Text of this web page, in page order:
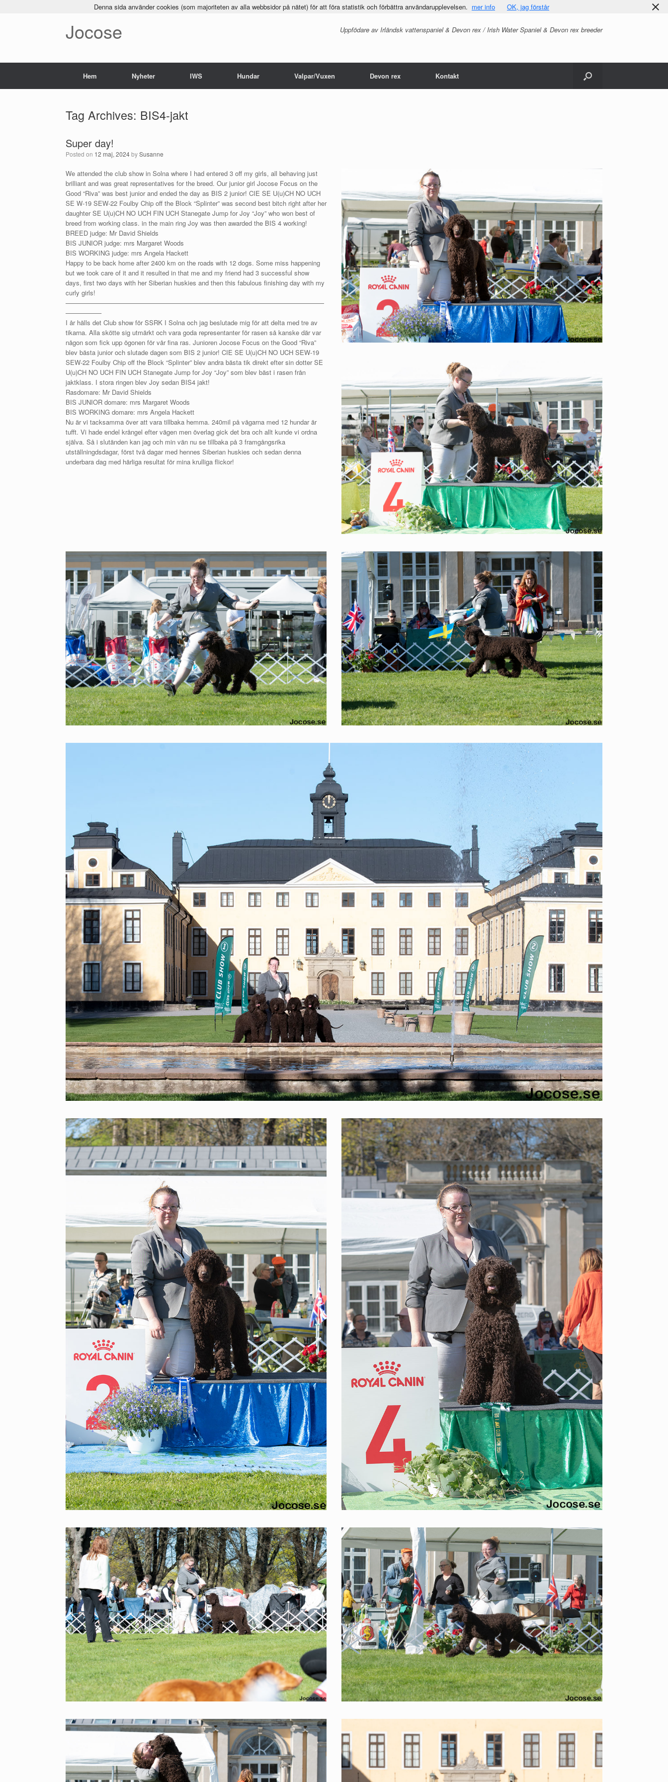
Jocose Uppfödare av Irländsk vattenspaniel & Devon rex / Irish Water Spaniel & Devon rex breeder
Hem Nyheter IWS Hundar Valpar/Vuxen Devon rex Kontakt
Tag Archives: BIS4-jakt
Super day!
Posted on 12 maj, 2024bySusanne
We attended the club show in Solna where I had entered 3 off my girls, all behaving just
brilliant and was great representatives for the breed. Our junior girl Jocose Focus on the
Good “Riva” was best junior and ended the day as BIS 2 junior! CIE SE U(u)CH NO UCH
SE W-19 SEW-22 Foulby Chip off the Block “Splinter” was second best bitch right after her
daughter SE U(u)CH NO UCH FIN UCH Stanegate Jump for Joy “Joy” who won best of
breed from working class. in the main ring Joy was then awarded the BIS 4 working!
BREED judge: Mr David Shields
BIS JUNIOR judge: mrs Margaret Woods
BIS WORKING judge: mrs Angela Hackett
Happy to be back home after 2400 km on the roads with 12 dogs. Some miss happening
but we took care of it and it resulted in that me and my friend had 3 successful show
days, first two days with her Siberian huskies and then this fabulous finishing day with my
curly girls!
————————————————————————————————————————
—————–
I år hälls det Club show för SSRK I Solna och jag beslutade mig för att delta med tre av
tikarna. Alla skötte sig utmärkt och vara goda representanter för rasen så kanske där var
någon som fick upp ögonen för vår fina ras. Junioren Jocose Focus on the Good “Riva”
blev bästa junior och slutade dagen som BIS 2 junior! CIE SE U(u)CH NO UCH SEW-19
SEW-22 Foulby Chip off the Block “Splinter” blev andra bästa tik direkt efter sin dotter SE
U(u)CH NO UCH FIN UCH Stanegate Jump for Joy “Joy” som blev bäst i rasen från
jaktklass. I stora ringen blev Joy sedan BIS4 jakt!
Rasdomare: Mr David Shields
BIS JUNIOR domare: mrs Margaret Woods
BIS WORKING domare: mrs Angela Hackett
Nu är vi tacksamma över att vara tillbaka hemma. 240mil på vägarna med 12 hundar är
tufft. Vi hade endel krångel efter vägen men överlag gick det bra och allt kunde vi ordna
själva. Så i slutänden kan jag och min vän nu se tillbaka på 3 framgångsrika
utställningdsdagar, först två dagar med hennes Siberian huskies och sedan denna
underbara dag med härliga resultat för mina krulliga flickor!
Denna sida använder cookies (som majoriteten av alla webbsidor på nätet) för att föra statistik och förbättra användarupplevelsen. mer info OK, jag förstår